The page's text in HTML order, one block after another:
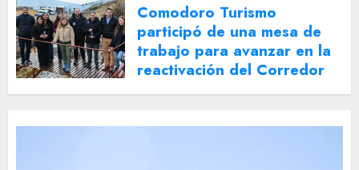
Comodoro Turismo
participó de una mesa de
trabajo para avanzar en la
reactivación del Corredor
Turístico Integrado